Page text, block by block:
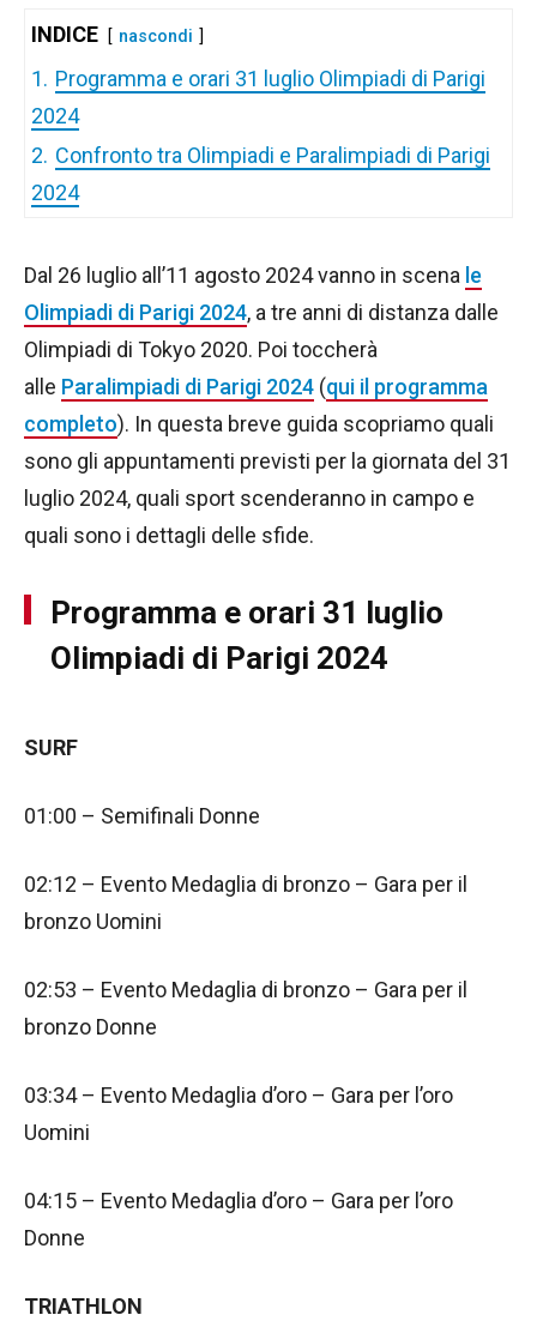
INDICE nascondi
1. Programma e orari 31 luglio Olimpiadi di Parigi
2024
2. Confronto tra Olimpiadi e Paralimpiadi di Parigi
2024
Dal 26 luglio all’11 agosto 2024 vanno in scena le
Olimpiadi di Parigi 2024, a tre anni di distanza dalle
Olimpiadi di Tokyo 2020. Poi toccherà
alle Paralimpiadi di Parigi 2024 (qui il programma
completo). In questa breve guida scopriamo quali
sono gli appuntamenti previsti per la giornata del 31
luglio 2024, quali sport scenderanno in campo e
quali sono i dettagli delle sfide.
Programma e orari 31 luglio
Olimpiadi di Parigi 2024
SURF
01:00 – Semifinali Donne
02:12 – Evento Medaglia di bronzo – Gara per il
bronzo Uomini
02:53 – Evento Medaglia di bronzo – Gara per il
bronzo Donne
03:34 – Evento Medaglia d’oro – Gara per l’oro
Uomini
04:15 – Evento Medaglia d’oro – Gara per l’oro
Donne
TRIATHLON